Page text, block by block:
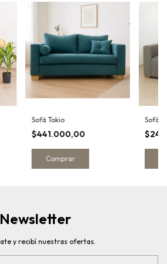
Sofá Tokio
$441.000,00
Comprar
Sofá
Newsletter
y recibí nuestras ofertas.